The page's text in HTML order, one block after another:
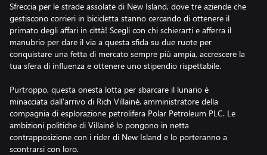
Sfreccia per le strade assolate di New Island, dove tre aziende che
gestiscono corrieri in bicicletta stanno cercando di ottenere il
primato degli affari in città! Scegli con chi schierarti e afferra il
manubrio per dare il via a questa sfida su due ruote per
conquistare una fetta di mercato sempre più ampia, accrescere la
tua sfera di influenza e ottenere uno stipendio rispettabile.
Purtroppo, questa onesta lotta per sbarcare il lunario è
minacciata dall'arrivo di Rich Villainé, amministratore della
compagnia di esplorazione petrolifera Polar Petroleum PLC. Le
ambizioni politiche di Villainé lo pongono in netta
contrapposizione con i rider di New Island e lo porteranno a
scontrarsi con loro.